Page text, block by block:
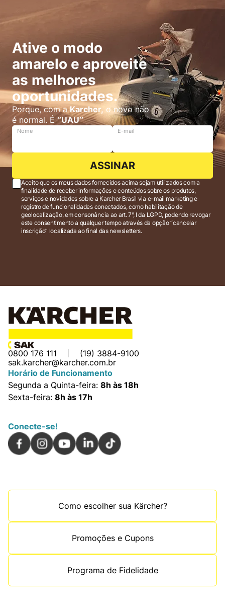
Ative o modo
amarelo e aproveite
as melhores
oportunidades.
Porque, com aKarcher, o novo não
é normal. É‘’UAU’’
Nome E-mail
ASSINAR
Aceito que os meus dados fornecidos acima sejam utilizados com a
finalidade de receber informações e conteúdos sobre os produtos,
serviços e novidades sobre a Karcher Brasil via e-mail marketing e
registro de funcionalidades conectados, como habilitação de
geolocalização, em consonância ao art. 7°, I da LGPD, podendo revogar
este consentimento a qualquer tempo através da opção “cancelar
inscrição” localizada ao final das newsletters.
0800 176 111
(19) 3884-9100
sak.karcher@karcher.com.br
Horário de Funcionamento
Segunda a Quinta-feira: 8h às 18h
Sexta-feira: 8h às 17h
Conecte-se!
Como escolher sua Kärcher?
Promoções e Cupons
Programa de Fidelidade